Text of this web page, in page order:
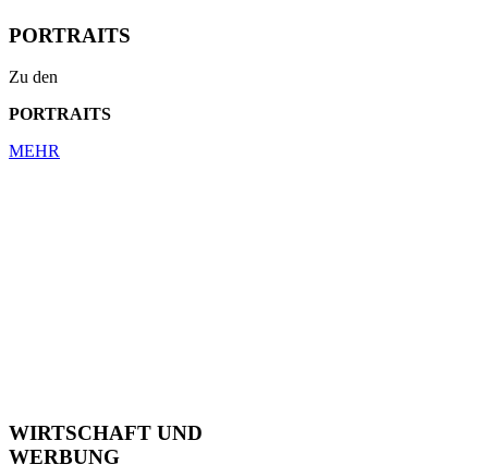
PORTRAITS
Zu den
PORTRAITS
MEHR
WIRTSCHAFT UND
WERBUNG